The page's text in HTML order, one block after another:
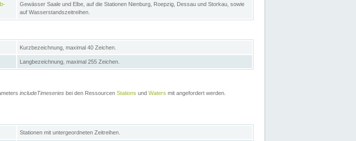
Gewässer Saale und Elbe, auf die Stationen Nienburg, Roepzig, Dessau und Storkau, sowie
auf Wasserstandszeitreihen.
Kurzbezeichnung, maximal 40 Zeichen.
Langbezeichnung, maximal 255 Zeichen.
includeTimeseries bei den Ressourcen Stations und Waters mit angefordert werden.
Stationen mit untergeordneten Zeitreihen.